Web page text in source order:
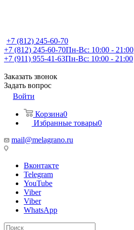
+7 (812) 245-60-70
+7 (812) 245-60-70Пн-Вс: 10:00 - 21:00
+7 (911) 955-41-63Пн-Вс: 10:00 - 21:00
Заказать звонок
Задать вопрос
Войти
Корзина0
Избранные товары0
mail@melagrano.ru
Вконтакте
Telegram
YouTube
Viber
Viber
WhatsApp